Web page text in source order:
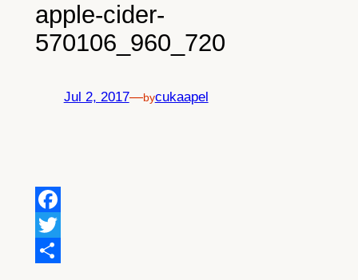
apple-cider-
570106_960_720
Jul 2, 2017—bycukaapel
Facebook
Twitter